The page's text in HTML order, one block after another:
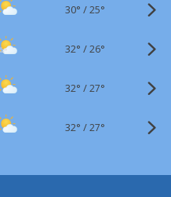
30° /25°
32° /26°
32° /27°
32° /27°